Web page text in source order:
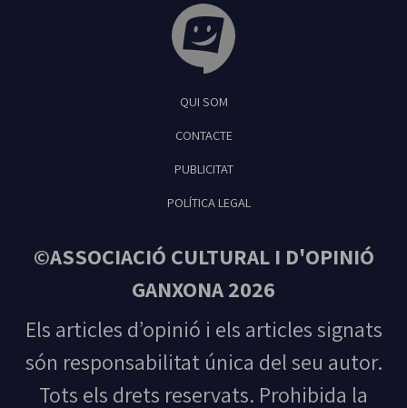
Feliu de Guíxols
QUI SOM
CONTACTE
PUBLICITAT
POLÍTICA LEGAL
©ASSOCIACIÓ CULTURAL I D'OPINIÓ
GANXONA 2026
Els articles d’opinió i els articles signats
són responsabilitat única del seu autor.
Tots els drets reservats. Prohibida la